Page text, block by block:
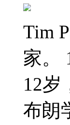
Tim
家。
12岁
布朗